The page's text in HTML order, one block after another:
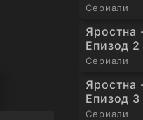
Сериали
Яростна
Епизод 2
Сериали
Яростна
Епизод 3
Сериали